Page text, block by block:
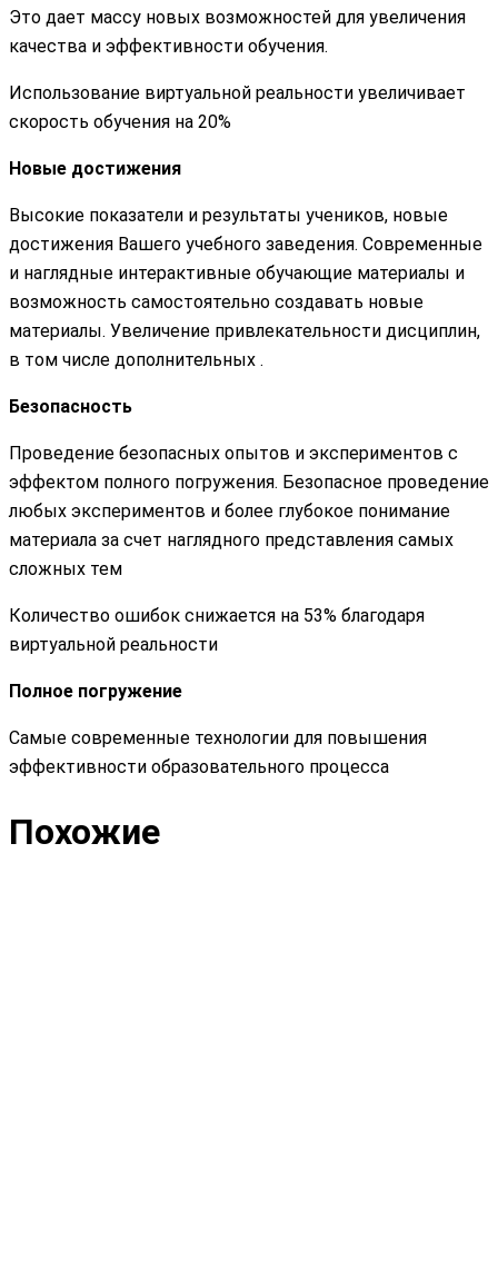
Это дает массу новых возможностей для увеличения
качества и эффективности обучения.
Использование виртуальной реальности увеличивает
скорость обучения на 20%
Новые достижения
Высокие показатели и результаты учеников, новые
достижения Вашего учебного заведения. Современные
и наглядные интерактивные обучающие материалы и
возможность самостоятельно создавать новые
материалы. Увеличение привлекательности дисциплин,
в том числе дополнительных .
Безопасность
Проведение безопасных опытов и экспериментов с
эффектом полного погружения. Безопасное проведение
любых экспериментов и более глубокое понимание
материала за счет наглядного представления самых
сложных тем
Количество ошибок снижается на 53% благодаря
виртуальной реальности
Полное погружение
Самые современные технологии для повышения
эффективности образовательного процесса
Похожие